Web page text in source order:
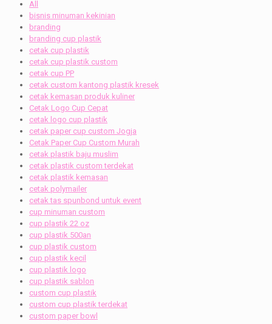
All
bisnis minuman kekinian
branding
branding cup plastik
cetak cup plastik
cetak cup plastik custom
cetak cup PP
cetak custom kantong plastik kresek
cetak kemasan produk kuliner
Cetak Logo Cup Cepat
cetak logo cup plastik
cetak paper cup custom Jogja
Cetak Paper Cup Custom Murah
cetak plastik baju muslim
cetak plastik custom terdekat
cetak plastik kemasan
cetak polymailer
cetak tas spunbond untuk event
cup minuman custom
cup plastik 22 oz
cup plastik 500an
cup plastik custom
cup plastik kecil
cup plastik logo
cup plastik sablon
custom cup plastik
custom cup plastik terdekat
custom paper bowl